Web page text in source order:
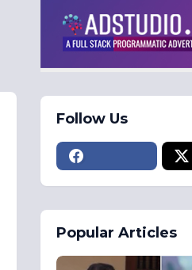
Follow Us
Popular Articles